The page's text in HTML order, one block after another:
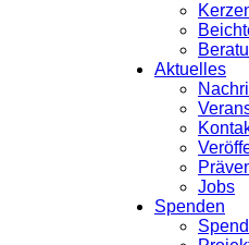
Aktuelles
Jobs
Spenden